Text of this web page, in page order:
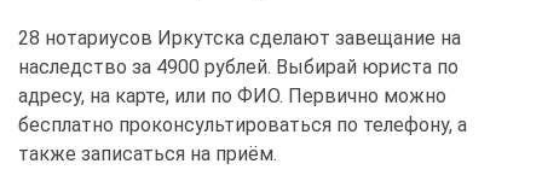
28 нотариусов Иркутска сделают завещание на
наследство за 4900 рублей. Выбирай юриста по
адресу, на карте, или по ФИО. Первично можно
бесплатно проконсультироваться по телефону, а
также записаться на приём.